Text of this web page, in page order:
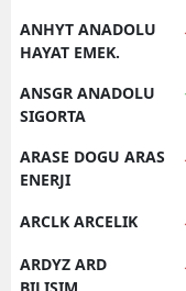
ANHYT ANADOLU
HAYAT EMEK.
ANSGR ANADOLU
SIGORTA
ARASE DOGU ARAS
ENERJI
ARCLK ARCELIK
ARDYZ ARD
BILISIM